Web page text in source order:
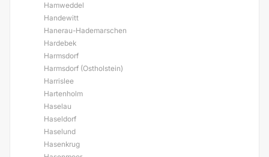
Hamweddel
Handewitt
Hanerau-Hademarschen
Hardebek
Harmsdorf
Harmsdorf (Ostholstein)
Harrislee
Hartenholm
Haselau
Haseldorf
Haselund
Hasenkrug